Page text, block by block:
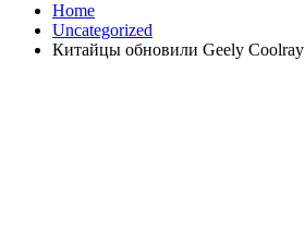
Home
Uncategorized
Китайцы обновили Geely Coolray